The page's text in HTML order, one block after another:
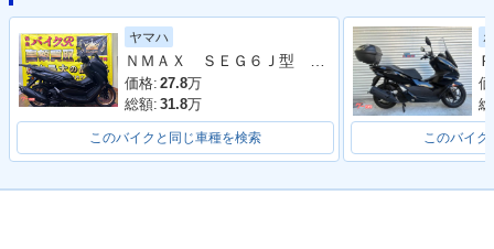
フルモデルチェンジ
2020年 PCX・特
2018年 PCX・フル
2017年 PCX・カラ
ヤマハ
価格: 27.8万
総額: 31.8万
このバイクと同じ車種を検索 このバイ